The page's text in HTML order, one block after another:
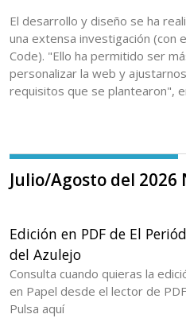
El desarrollo y diseño se ha
una extensa investigación (con
Code). "Ello ha permitido ser
personalizar la web y
requisitos que se plantearon",
Julio/Agosto del 2026
Edición en PDF de El
del Azulejo
Consulta cuando quieras la
en Papel desde el lector de
Pulsa aquí